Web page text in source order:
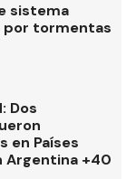
sistema
tormentas
Dos
en Países
Argentina +40